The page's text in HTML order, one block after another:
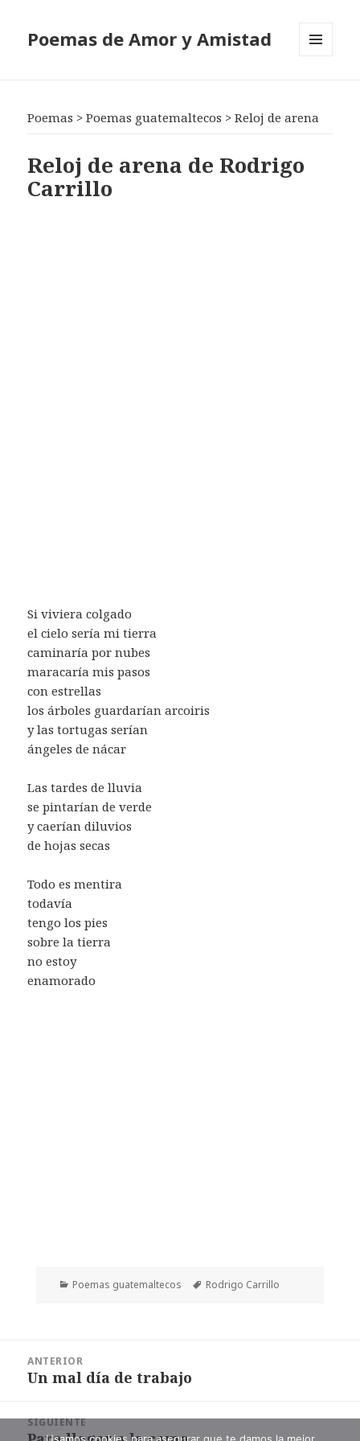
Poemas de Amor y Amistad
Poemas >Poemas guatemaltecos >Reloj de arena
Reloj de arena de Rodrigo
Carrillo
Si viviera colgado
el cielo sería mi tierra
caminaría por nubes
maracaría mis pasos
con estrellas
los árboles guardarían arcoiris
y las tortugas serían
ángeles de nácar
Las tardes de lluvia
se pintarían de verde
y caerían diluvios
de hojas secas
Todo es mentira
todavía
tengo los pies
sobre la tierra
no estoy
enamorado
Categorías
Poemas guatemaltecos Etiquetas
Rodrigo Carrillo
entradas
ANTERIOR
Entrada
Un mal día de trabajo
SIGUIENTE